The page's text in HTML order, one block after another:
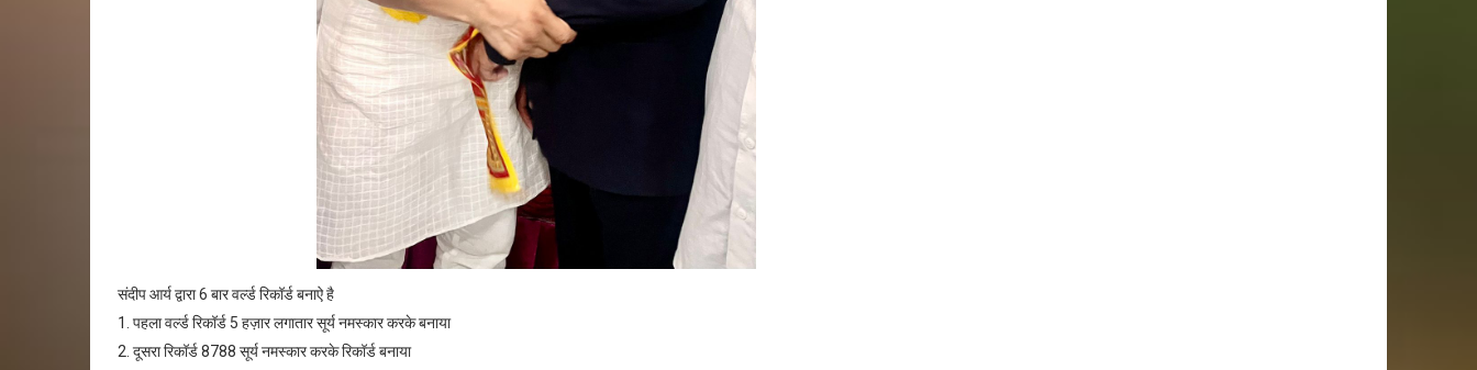
संदीप आर्य द्वारा 6 बार वर्ल्ड रिकॉर्ड बनाऐ है
1. पहला वर्ल्ड रिकॉर्ड 5 हज़ार लगातार सूर्य नमस्कार करके बनाया
2. दूसरा रिकॉर्ड 8788 सूर्य नमस्कार करके रिकॉर्ड बनाया